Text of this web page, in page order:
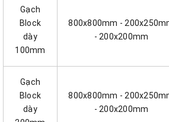
Gạch
Block
dày
100mm
800x800mm -
- 200x200mm
Gạch
Block
dày
800x800mm -
- 200x200mm